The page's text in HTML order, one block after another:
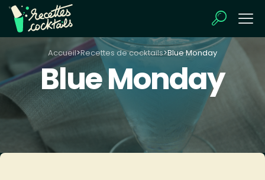
Accueil>Recettes de cocktails>Blue Monday
Blue Monday